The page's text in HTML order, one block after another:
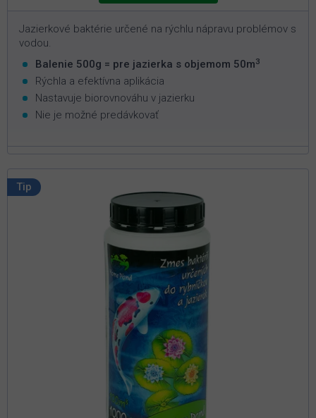
Jazierkové baktérie určené na rýchlu nápravu problémov s
vodou.
Balenie 500g = pre jazierka s objemom 50m3
Rýchla a efektívna aplikácia
Nastavuje biorovnováhu v jazierku
Nie je možné predávkovať
Tip